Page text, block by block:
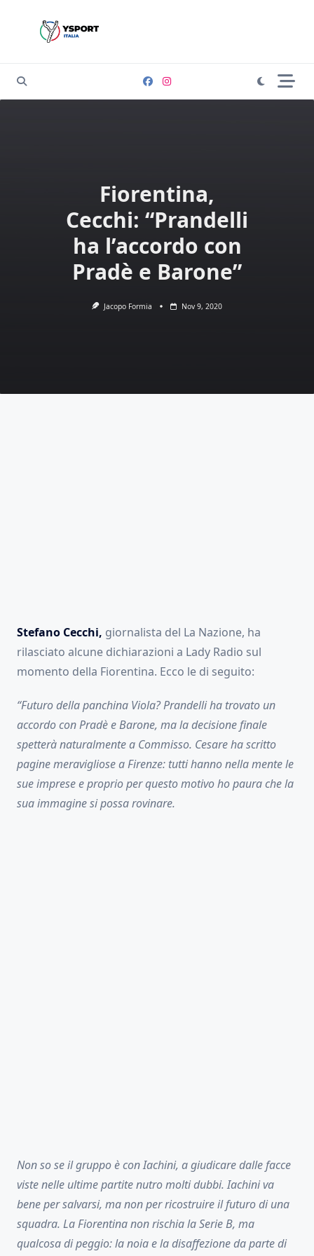
Fiorentina,
Cecchi: “Prandelli
ha l’accordo con
Pradè e Barone”
Jacopo Formia Nov 9, 2020
Stefano Cecchi, giornalista del La Nazione, ha
rilasciato alcune dichiarazioni a Lady Radio sul
momento della Fiorentina. Ecco le di seguito:
“Futuro della panchina Viola? Prandelli ha trovato un
accordo con Pradè e Barone, ma la decisione finale
spetterà naturalmente a Commisso. Cesare ha scritto
pagine meravigliose a Firenze: tutti hanno nella mente le
sue imprese e proprio per questo motivo ho paura che la
sua immagine si possa rovinare.
Non so se il gruppo è con Iachini, a giudicare dalle facce
viste nelle ultime partite nutro molti dubbi. Iachini va
bene per salvarsi, ma non per ricostruire il futuro di una
squadra. La Fiorentina non rischia la Serie B, ma
qualcosa di peggio: la noia e la disaffezione da parte di